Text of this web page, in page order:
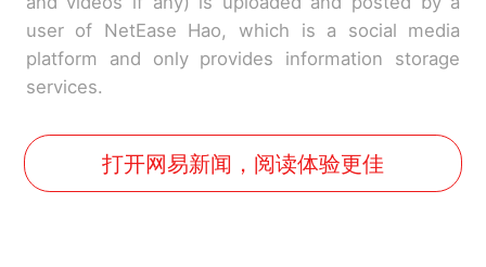
user of NetEase Hao, which is a social media
platform and only provides information storage
services.
打开网易新闻，阅读体验更佳